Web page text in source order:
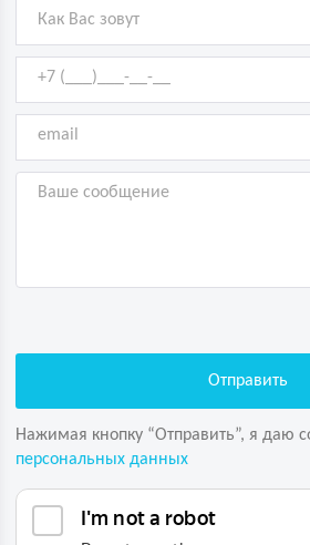
Нажимая кнопку “Отправить”, я даю
персональных данных